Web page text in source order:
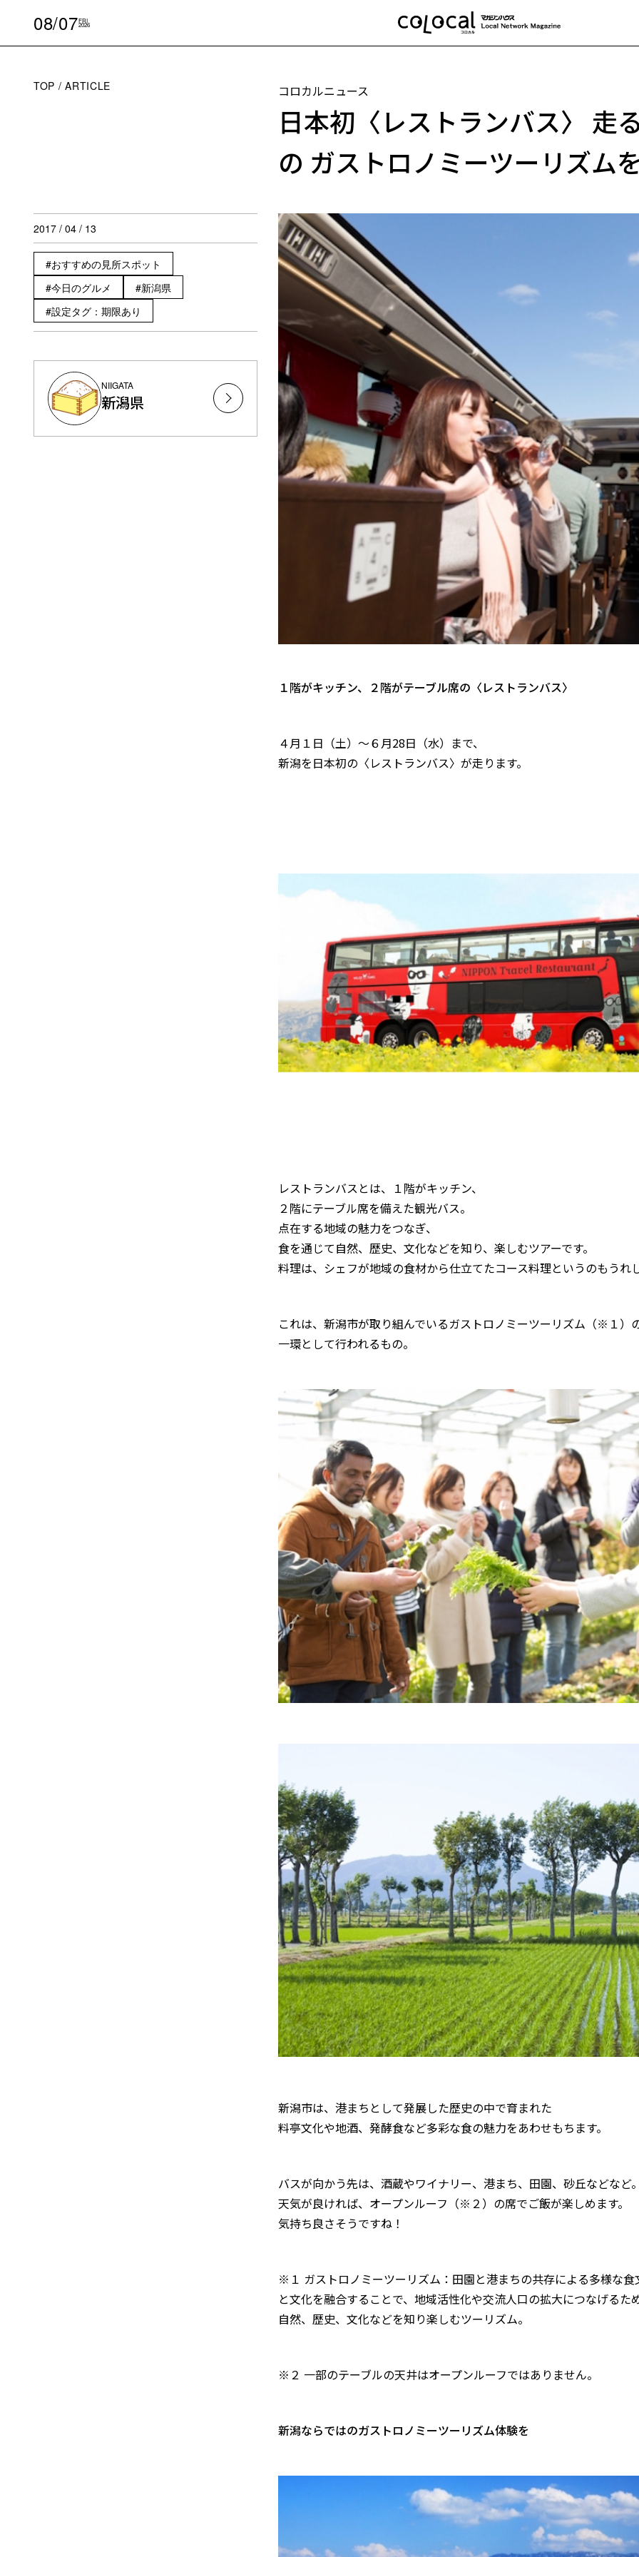
08/07FRI
2026
TOP ARTICLE コロカルニュース
日本初〈レストランバス〉 走
の ガストロノミーツーリズム
2017 / 04 / 13
おすすめの見所スポット
今日のグルメ
新潟県
設定タグ：期限あり
NIIGATA
新潟県
１階がキッチン、２階がテーブル席の〈レストランバス〉
４月１日（土）〜６月28日（水）まで、
新潟を日本初の〈レストランバス〉が走ります。
レストランバスとは、１階がキッチン、
２階にテーブル席を備えた観光バス。
点在する地域の魅力をつなぎ、
食を通じて自然、歴史、文化などを知り、楽しむツアーです。
料理は、シェフが地域の食材から仕立てたコース料理というのもうれ
これは、新潟市が取り組んでいるガストロノミーツーリズム（※１）
一環として行われるもの。
新潟市は、港まちとして発展した歴史の中で育まれた
料亭文化や地酒、発酵食など多彩な食の魅力をあわせもちます。
バスが向かう先は、酒蔵やワイナリー、港まち、田園、砂丘などなど
天気が良ければ、オープンルーフ（※２）の席でご飯が楽しめます。
気持ち良さそうですね！
※１ ガストロノミーツーリズム：田園と港まちの共存による多様な
と文化を融合することで、地域活性化や交流人口の拡大につなげるた
自然、歴史、文化などを知り楽しむツーリズム。
※２ 一部のテーブルの天井はオープンルーフではありません。
新潟ならではのガストロノミーツーリズム体験を